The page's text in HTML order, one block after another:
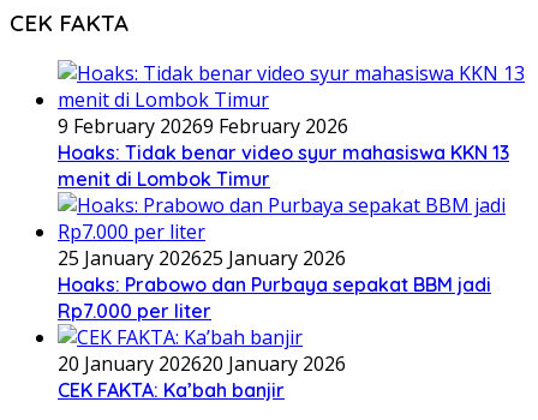
CEK FAKTA
9 February 20269 February 2026
Hoaks: Tidak benar video syur mahasiswa KKN 13
menit di Lombok Timur
25 January 202625 January 2026
Hoaks: Prabowo dan Purbaya sepakat BBM jadi
Rp7.000 per liter
20 January 202620 January 2026
CEK FAKTA: Ka’bah banjir